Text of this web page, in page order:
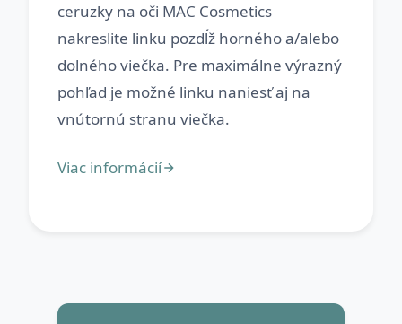
ceruzky na oči MAC Cosmetics
nakreslite linku pozdĺž horného a/alebo
dolného viečka. Pre maximálne výrazný
pohľad je možné linku naniesť aj na